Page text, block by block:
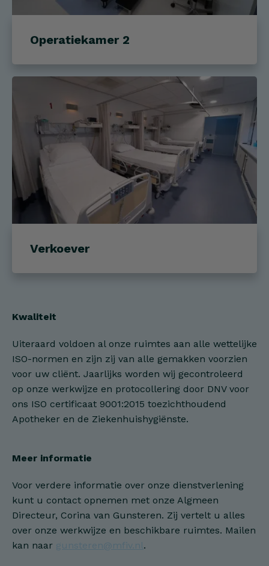
Operatiekamer 2
Verkoever
Kwaliteit
Uiteraard voldoen al onze ruimtes aan alle wettelijke
ISO-normen en zijn zij van alle gemakken voorzien
voor uw cliënt. Jaarlijks worden wij gecontroleerd
op onze werkwijze en protocollering door DNV voor
ons ISO certificaat 9001:2015 toezichthoudend
Apotheker en de Ziekenhuishygiënste.
Meer informatie
Voor verdere informatie over onze dienstverlening
kunt u contact opnemen met onze Algmeen
Directeur, Corina van Gunsteren. Zij vertelt u alles
over onze werkwijze en beschikbare ruimtes. Mailen
kan naar gunsteren@mfiv.nl.